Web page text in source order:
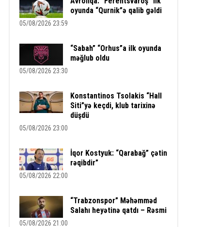
oyunda “Qurnik”ə qalib gəldi
05/08/2026 23:59
“Sabah” “Orhus”a ilk oyunda
məğlub oldu
05/08/2026 23:30
Konstantinos Tsolakis “Hall
Siti”yə keçdi, klub tarixinə
düşdü
05/08/2026 23:00
İqor Kostyuk: “Qarabağ” çətin
rəqibdir”
05/08/2026 22:00
“Trabzonspor” Məhəmməd
Salahı heyətinə qatdı – Rəsmi
05/08/2026 21:00